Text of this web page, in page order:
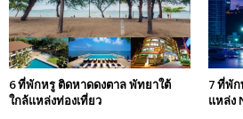
6 ที่พักหรู ติดหาดดงตาล พัทยาใต้
ใกล้แหล่งท่องเที่ยว
7 ที่พั
แหล่ง